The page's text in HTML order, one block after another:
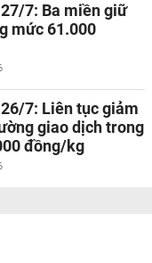
7: Ba miền giữ
mức 61.000
7: Liên tục giảm
giao dịch trong
đồng/kg